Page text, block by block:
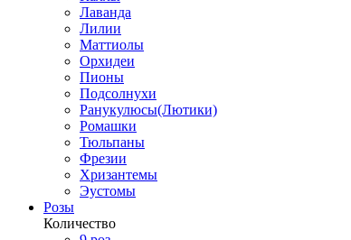
Лаванда
Лилии
Маттиолы
Орхидеи
Пионы
Подсолнухи
Ранукулюсы(Лютики)
Ромашки
Тюльпаны
Фрезии
Хризантемы
Эустомы
Розы
Количество